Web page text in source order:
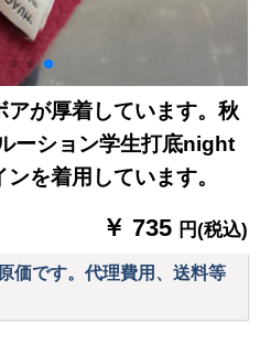
が厚着しています。秋
ーション学生打底night
を着用しています。
￥ 735 円(税込)
価です。代理費用、送料等